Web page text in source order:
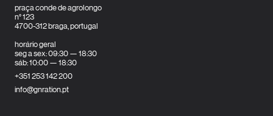
praça conde de agrolongo
n° 123
4700-312 braga, portugal
horário geral
seg a sex: 09:30 — 18:30
sáb: 10:00 — 18:30
+351 253 142 200
info@gnration.pt